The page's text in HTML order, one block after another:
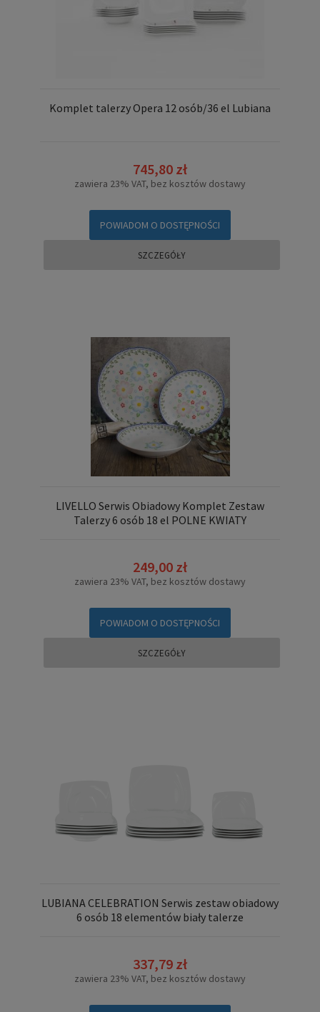
Komplet talerzy Opera 12 osób/36 el Lubiana
745,80 zł
zawiera 23% VAT, bez kosztów dostawy
POWIADOM O DOSTĘPNOŚCI
SZCZEGÓŁY
LIVELLO Serwis Obiadowy Komplet Zestaw
Talerzy 6 osób 18 el POLNE KWIATY
249,00 zł
zawiera 23% VAT, bez kosztów dostawy
POWIADOM O DOSTĘPNOŚCI
SZCZEGÓŁY
LUBIANA CELEBRATION Serwis zestaw obiadowy
6 osób 18 elementów biały talerze
337,79 zł
zawiera 23% VAT, bez kosztów dostawy